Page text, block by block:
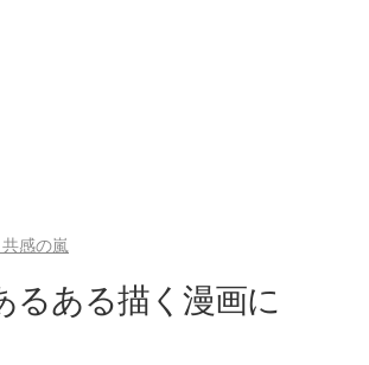
感の嵐
ある描く漫画に